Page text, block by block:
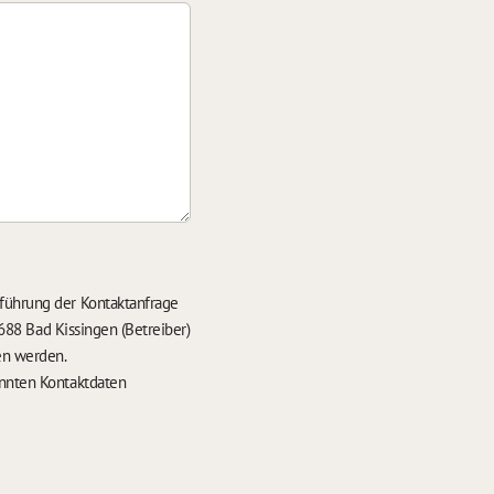
der Kontaktanfrage
Bad Kissingen (Betreiber)
werden.
Kontaktdaten